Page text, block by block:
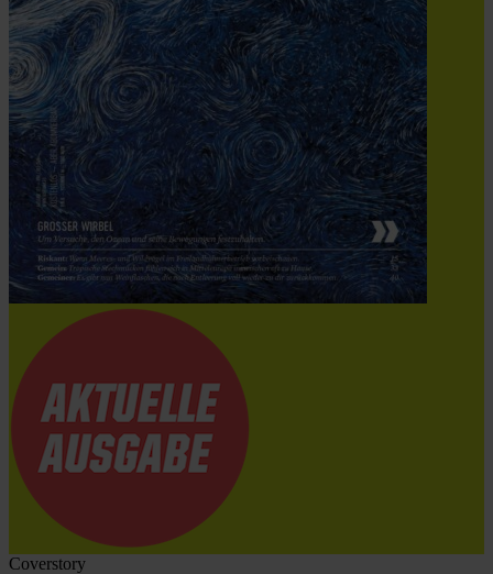
Coverstory